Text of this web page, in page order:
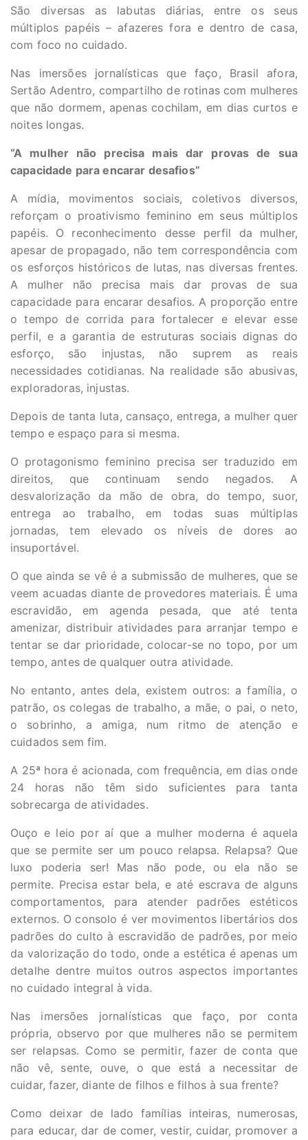
São diversas as labutas diárias, entre os seus
múltiplos papéis – afazeres fora e dentro de casa,
com foco no cuidado.
Nas imersões jornalísticas que faço, Brasil afora,
Sertão Adentro, compartilho de rotinas com mulheres
que não dormem, apenas cochilam, em dias curtos e
noites longas.
“A mulher não precisa mais dar provas de sua
capacidade para encarar desafios”
A mídia, movimentos sociais, coletivos diversos,
reforçam o proativismo feminino em seus múltiplos
papéis. O reconhecimento desse perfil da mulher,
apesar de propagado, não tem correspondência com
os esforços históricos de lutas, nas diversas frentes.
A mulher não precisa mais dar provas de sua
capacidade para encarar desafios. A proporção entre
o tempo de corrida para fortalecer e elevar esse
perfil, e a garantia de estruturas sociais dignas do
esforço, são injustas, não suprem as reais
necessidades cotidianas. Na realidade são abusivas,
exploradoras, injustas.
Depois de tanta luta, cansaço, entrega, a mulher quer
tempo e espaço para si mesma.
O protagonismo feminino precisa ser traduzido em
direitos, que continuam sendo negados. A
desvalorização da mão de obra, do tempo, suor,
entrega ao trabalho, em todas suas múltiplas
jornadas, tem elevado os níveis de dores ao
insuportável.
O que ainda se vê é a submissão de mulheres, que se
veem acuadas diante de provedores materiais. É uma
escravidão, em agenda pesada, que até tenta
amenizar, distribuir atividades para arranjar tempo e
tentar se dar prioridade, colocar-se no topo, por um
tempo, antes de qualquer outra atividade.
No entanto, antes dela, existem outros: a família, o
patrão, os colegas de trabalho, a mãe, o pai, o neto,
o sobrinho, a amiga, num ritmo de atenção e
cuidados sem fim.
A 25ª hora é acionada, com frequência, em dias onde
24 horas não têm sido suficientes para tanta
sobrecarga de atividades.
Ouço e leio por aí que a mulher moderna é aquela
que se permite ser um pouco relapsa. Relapsa? Que
luxo poderia ser! Mas não pode, ou ela não se
permite. Precisa estar bela, e até escrava de alguns
comportamentos, para atender padrões estéticos
externos. O consolo é ver movimentos libertários dos
padrões do culto à escravidão de padrões, por meio
da valorização do todo, onde a estética é apenas um
detalhe dentre muitos outros aspectos importantes
no cuidado integral à vida.
Nas imersões jornalísticas que faço, por conta
própria, observo por que mulheres não se permitem
ser relapsas. Como se permitir, fazer de conta que
não vê, sente, ouve, o que está a necessitar de
cuidar, fazer, diante de filhos e filhos à sua frente?
Como deixar de lado famílias inteiras, numerosas,
para educar, dar de comer, vestir, cuidar, promover a